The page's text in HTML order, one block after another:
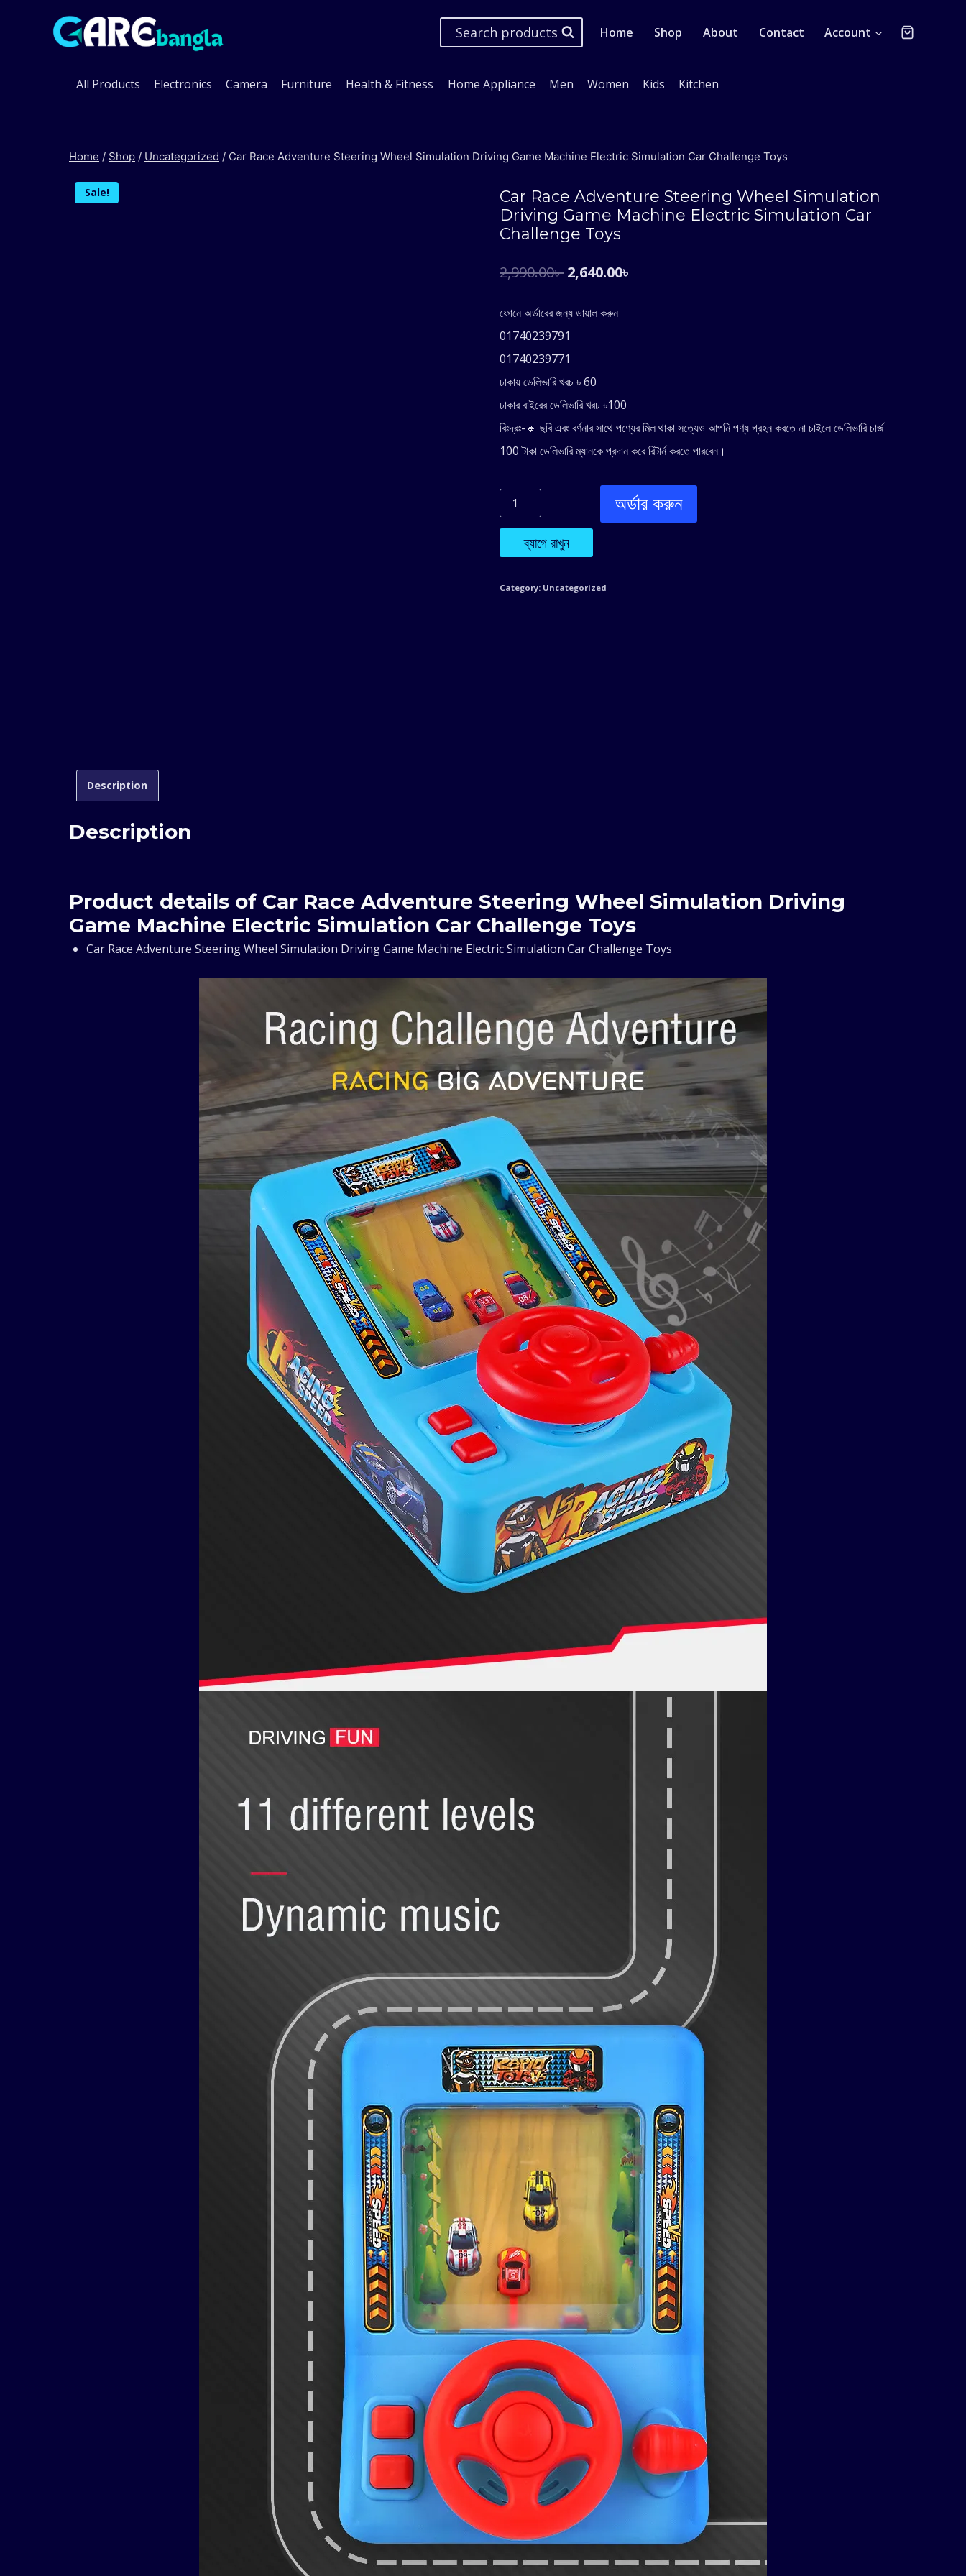
Search products Home Shop About Contact Account
All Products Electronics Camera Furniture Health & Fitness Home Appliance Men Women Kids Kitchen
Home / Shop / Uncategorized / Car Race Adventure Steering Wheel Simulation Driving Game Machine Electric Simulation Car Challenge Toys
Sale!
Car Race Adventure Steering Wheel Simulation
Driving Game Machine Electric Simulation Car
Challenge Toys
2,990.00৳ Original
was:
2,990.00৳ .
2,640.00৳
ফোনে অর্ডারের জন্য ডায়াল করুন
01740239791
01740239771
ঢাকায় ডেলিভারি খরচ ৳ 60
ঢাকার বাইরের ডেলিভারি খরচ ৳100
বিঃদ্রঃ-🔸 ছবি এবং বর্ণনার সাথে পণ্যের মিল থাকা সত্যেও আপনি পণ্য গ্রহন করতে না চাইলে ডেলিভারি চার্জ
100 টাকা ডেলিভারি ম্যানকে প্রদান করে রিটার্ন করতে পারবেন।
Car
Race
Car
Challenge
quantity
ব্যাগে রাখুন
অর্ডার করুন
Category: Uncategorized
Description
Description
Product details of Car Race Adventure Steering Wheel Simulation Driving
Game Machine Electric Simulation Car Challenge Toys
Car Race Adventure Steering Wheel Simulation Driving Game Machine Electric Simulation Car Challenge Toys